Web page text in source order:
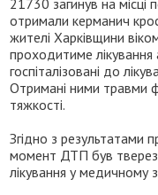
отримали керманич
жителі Харківщини
проходитиме
госпіталізовані до
Отримані ними травми
тяжкості.
Згідно з результатами
момент ДТП був
лікування у медичному